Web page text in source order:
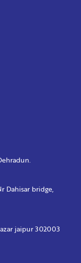
Dahisar bridge,
jaipur 302003